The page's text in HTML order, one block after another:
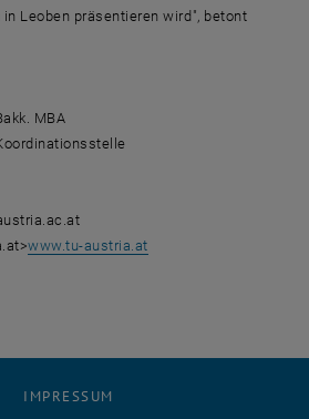
Leoben präsentieren wird", betont
MBA
www.tu-austria.at
IMPRESSUM